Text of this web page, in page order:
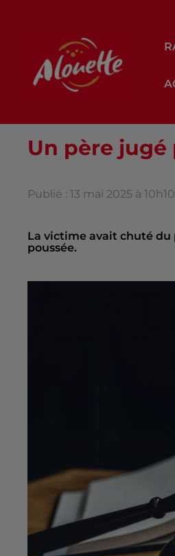
Un père jugé
Publié : 13 mai 2025 à
La victime avait chuté du
poussée.